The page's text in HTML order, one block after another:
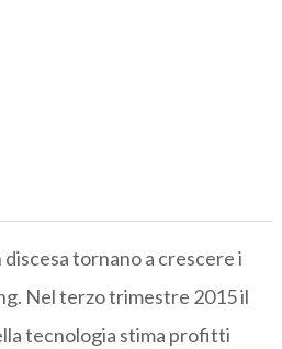
discesa tornano a crescere i
Nel terzo trimestre 2015 il
tecnologia stima profitti